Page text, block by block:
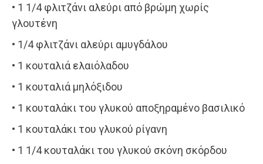
• 1 1/4 φλιτζάνι αλεύρι από βρώμη χωρίς
γλουτένη
• 1/4 φλιτζάνι αλεύρι αμυγδάλου
• 1 κουταλιά ελαιόλαδου
• 1 κουταλιά μηλόξιδου
• 1 κουταλάκι του γλυκού αποξηραμένο βασιλικό
• 1 κουταλάκι του γλυκού ρίγανη
• 1 1/4 κουταλάκι του γλυκού σκόνη σκόρδου